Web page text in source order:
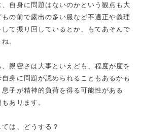
自身に問題はないのかという観点も大
の前で露出の多い服など不適正や義理
て振り回しているとか、もてあそんで
。
親密さは大事といえども、程度が度を
身に問題が認められることもあるかも
子が精神的負荷を得る可能性がある
あります。
は、どうする？